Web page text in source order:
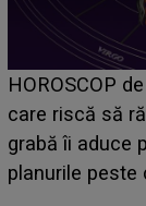
Emanuel a
acum! În fața
face o
sa: "I-am spus